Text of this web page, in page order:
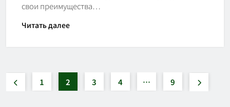
свои преимущества…
Читать далее
1 2 3 4 … 9